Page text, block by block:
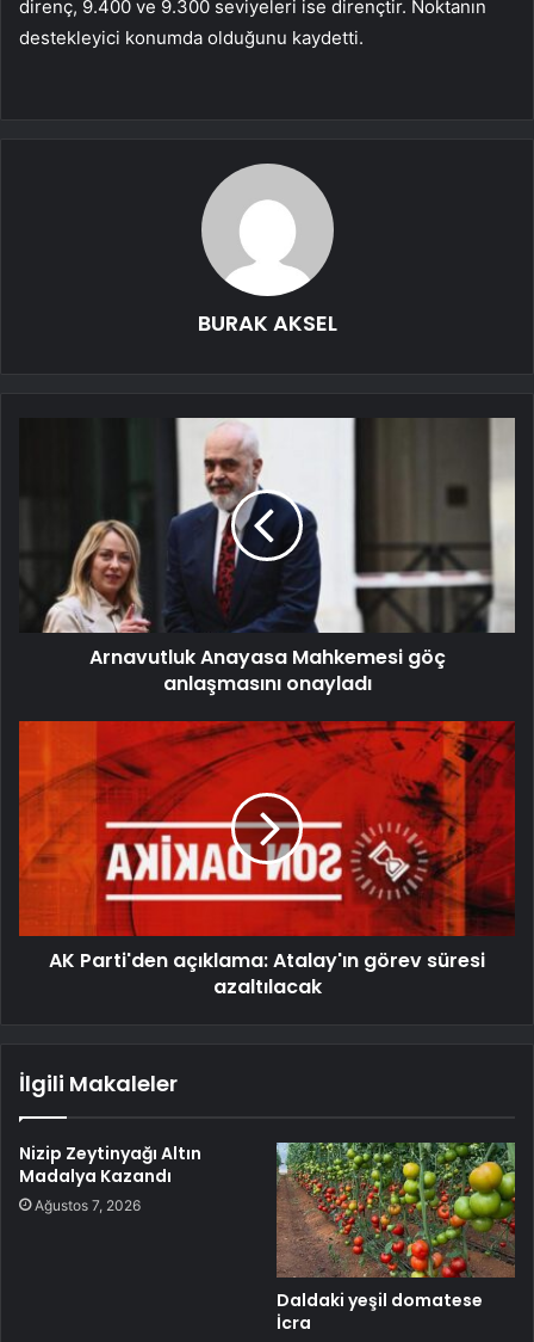
direnç, 9.400 ve 9.300 seviyeleri ise dirençtir. Noktanın
destekleyici konumda olduğunu kaydetti.
BURAK AKSEL
Arnavutluk Anayasa Mahkemesi göç
anlaşmasını onayladı
AK Parti'den açıklama: Atalay'ın görev süresi
azaltılacak
İlgili Makaleler
Nizip Zeytinyağı Altın
Madalya Kazandı
Ağustos 7, 2026
Daldaki yeşil domatese
İcra